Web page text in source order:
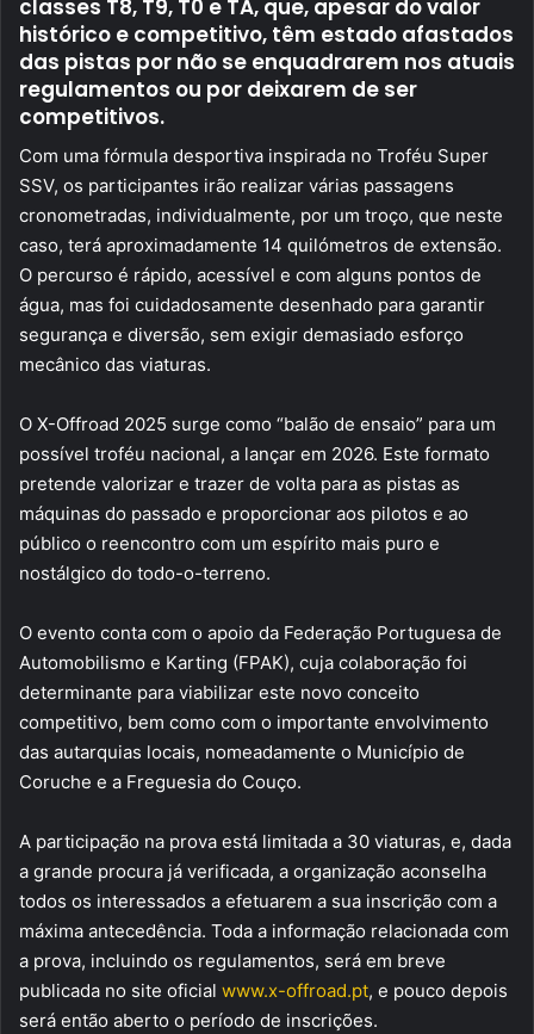
classes T8, T9, T0 e TA, que, apesar do valor
histórico e competitivo, têm estado afastados
das pistas por não se enquadrarem nos atuais
regulamentos ou por deixarem de ser
competitivos.
Com uma fórmula desportiva inspirada no Troféu Super
SSV, os participantes irão realizar várias passagens
cronometradas, individualmente, por um troço, que neste
caso, terá aproximadamente 14 quilómetros de extensão.
O percurso é rápido, acessível e com alguns pontos de
água, mas foi cuidadosamente desenhado para garantir
segurança e diversão, sem exigir demasiado esforço
mecânico das viaturas.
O X-Offroad 2025 surge como “balão de ensaio” para um
possível troféu nacional, a lançar em 2026. Este formato
pretende valorizar e trazer de volta para as pistas as
máquinas do passado e proporcionar aos pilotos e ao
público o reencontro com um espírito mais puro e
nostálgico do todo-o-terreno.
O evento conta com o apoio da Federação Portuguesa de
Automobilismo e Karting (FPAK), cuja colaboração foi
determinante para viabilizar este novo conceito
competitivo, bem como com o importante envolvimento
das autarquias locais, nomeadamente o Município de
Coruche e a Freguesia do Couço.
A participação na prova está limitada a 30 viaturas, e, dada
a grande procura já verificada, a organização aconselha
todos os interessados a efetuarem a sua inscrição com a
máxima antecedência. Toda a informação relacionada com
a prova, incluindo os regulamentos, será em breve
publicada no site oficial www.x-offroad.pt, e pouco depois
será então aberto o período de inscrições.